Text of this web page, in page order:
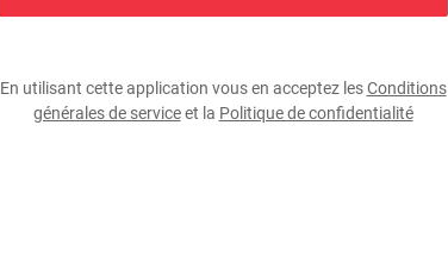
En utilisant cette application vous en acceptez lesConditions
générales de serviceet la Politique de confidentialité